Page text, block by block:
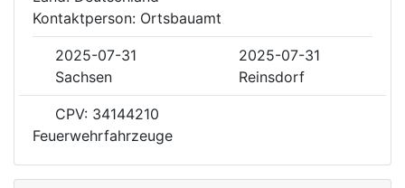
Kontaktperson: Ortsbauamt
2025-07-31
2025-07-31
Sachsen
Reinsdorf
CPV: 34144210
Feuerwehrfahrzeuge